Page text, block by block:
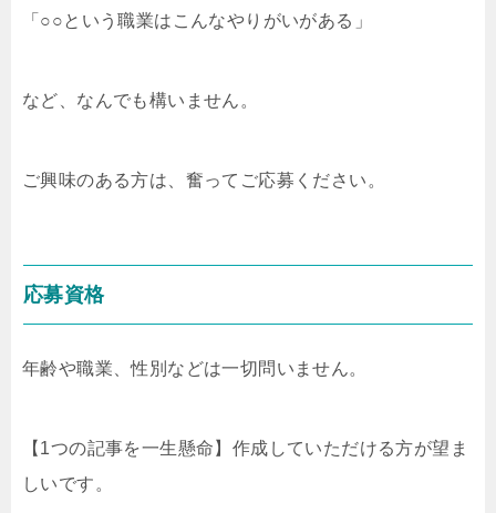
「○○という職業はこんなやりがいがある」
など、なんでも構いません。
ご興味のある方は、奮ってご応募ください。
応募資格
年齢や職業、性別などは一切問いません。
【1つの記事を一生懸命】作成していただける方が望ま
しいです。